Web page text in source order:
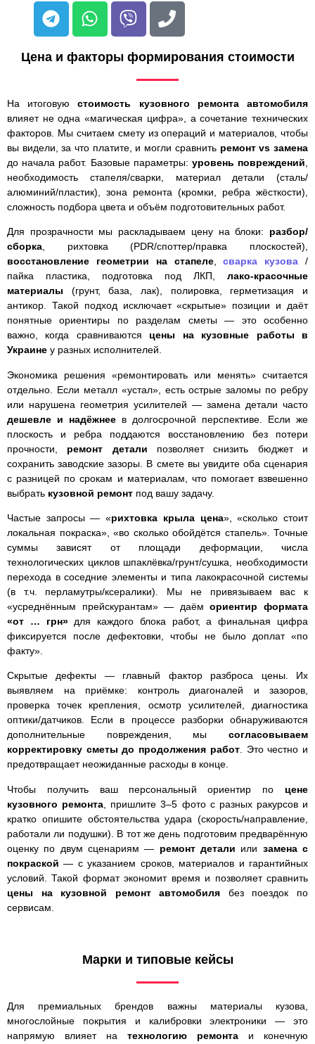
Цена и факторы формирования стоимости
На итоговуюстоимость кузовного ремонта автомобиля
влияет не одна «магическая цифра», а сочетание технических
факторов. Мы считаем смету из операций и материалов, чтобы
вы видели, за что платите, и могли сравнить ремонт vs замена
до начала работ. Базовые параметры: уровень повреждений
необходимость стапеля/сварки, материал детали (сталь/
алюминий/пластик), зона ремонта (кромки, ребра жёсткости),
сложность подбора цвета и объём подготовительных работ.
Для прозрачности мы раскладываем цену на блоки: разбор/
сборка, рихтовка (PDR/споттер/правка плоскостей),
восстановление геометрии на стапеле,сварка кузова
/
пайка пластика, подготовка под ЛКП, лако-красочные
материалы (грунт, база, лак), полировка, герметизация и
антикор. Такой подход исключает «скрытые» позиции и даёт
понятные ориентиры по разделам сметы — это особенно
важно, когда сравниваются цены на кузовные работы в
Украине у разных исполнителей.
Экономика решения «ремонтировать или менять» считается
отдельно. Если металл «устал», есть острые заломы по ребру
или нарушена геометрия усилителей — замена детали часто
дешевле и надёжнее в долгосрочной перспективе. Если же
плоскость и ребра поддаются восстановлению без потери
прочности, ремонт детали позволяет снизить бюджет и
сохранить заводские зазоры. В смете вы увидите оба сценария
с разницей по срокам и материалам, что помогает взвешенно
выбрать кузовной ремонт под вашу задачу.
Частые запросы — «рихтовка крыла цена», «сколько стоит
локальная покраска», «во сколько обойдётся стапель». Точные
суммы зависят от площади деформации, числа
технологических циклов шпаклёвка/грунт/сушка, необходимости
перехода в соседние элементы и типа лакокрасочной системы
(в т.ч. перламутры/ксералики). Мы не привязываем вас к
«усреднённым прейскурантам» — даёмориентир формата
«от … грн»для каждого блока работ, а финальная цифра
фиксируется после дефектовки, чтобы не было доплат «по
факту».
Скрытые дефекты — главный фактор разброса цены. Их
выявляем на приёмке: контроль диагоналей и зазоров,
проверка точек крепления, осмотр усилителей, диагностика
оптики/датчиков. Если в процессе разборки обнаруживаются
дополнительные повреждения, мы согласовываем
корректировку сметы до продолжения работ. Это честно и
предотвращает неожиданные расходы в конце.
Чтобы получить ваш персональный ориентир по цене
кузовного ремонта , пришлите 3–5 фото с разных ракурсов и
кратко опишите обстоятельства удара (скорость/направление,
работали ли подушки). В тот же день подготовим предварённую
оценку по двум сценариям — ремонт детали или замена с
покраской — с указанием сроков, материалов и гарантийных
условий. Такой формат экономит время и позволяет сравнить
цены на кузовной ремонт автомобиля без поездок по
сервисам.
Марки и типовые кейсы
Для премиальных брендов важны материалы кузова,
многослойные покрытия и калибровки электроники — это
напрямую влияет на технологию ремонта и конечную